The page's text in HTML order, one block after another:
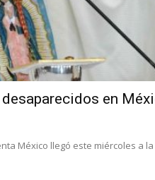
en
México llegó este miércoles a